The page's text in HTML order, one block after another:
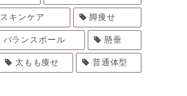
スキンケア 脚痩せ
バランスボール 懸垂
太もも痩せ 普通体型